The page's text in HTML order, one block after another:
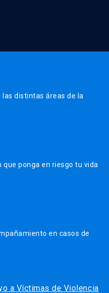
distintas áreas de la
que ponga en riesgo tu vida
en casos de
a Víctimas de Violencia